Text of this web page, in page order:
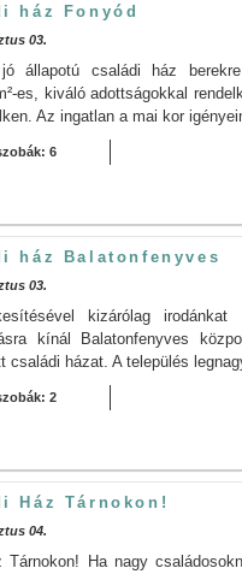
ház Fonyód
03.
állapotú családi ház
es, kiváló adottságokkal
Az ingatlan a mai kor
6
ház Balatonfenyves
03.
kizárólag
kínál Balatonfenyves
családi házat. A település
2
Ház Tárnokon!
04.
Tárnokon! Ha nagy